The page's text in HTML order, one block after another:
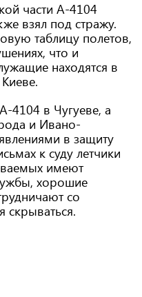
части А-4104
взял под стражу.
таблицу полетов,
что и
находятся в
4104 в Чугуеве, а
и Ивано-
в защиту
к суду летчики
имеют
хорошие
со
скрываться.